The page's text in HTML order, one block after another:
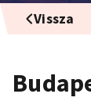
Vissza